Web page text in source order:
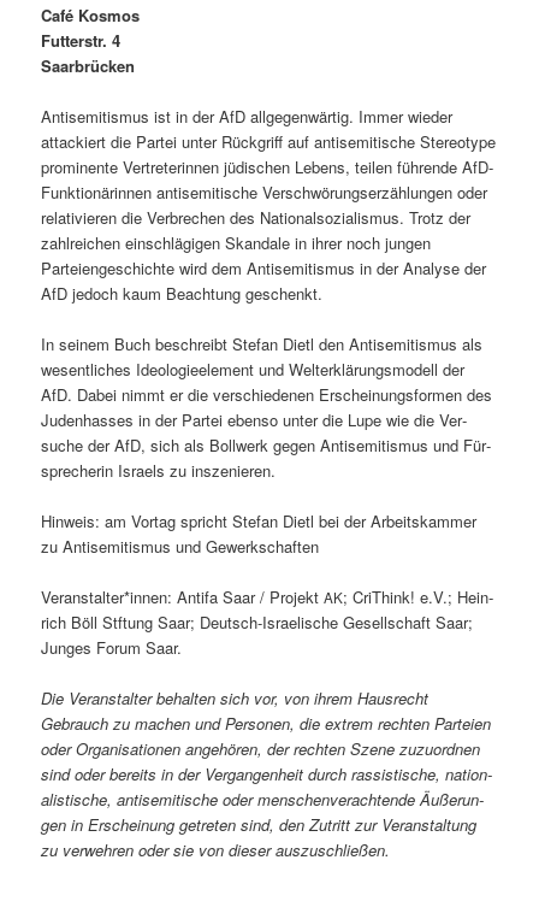
Café Kos­mos
Fut­ter­str. 4
Saar­brück­en
Anti­semitismus ist in der AfD all­ge­gen­wär­tig. Immer wieder
attack­iert die Partei unter Rück­griff auf anti­semi­tis­che Stereo­type
promi­nente Vertreterin­nen jüdis­chen Lebens, teilen führende AfD-
Funk­tionärin­nen anti­semi­tis­che Ver­schwörungserzäh­lun­gen oder
rel­a­tivieren die Ver­brechen des Nation­al­sozial­is­mus. Trotz der
zahlre­ichen ein­schlägi­gen Skan­dale in ihrer noch jun­gen
Parteiengeschichte wird dem Antisemitis­mus in der Analyse der
AfD jedoch kaum Beach­tung geschenkt.
In seinem Buch beschreibt Ste­fan Dietl den Anti­semitismus als
wesentlich­es Ide­olo­gieele­ment und Wel­terk­lärungsmod­ell der
AfD. Dabei nimmt er die ver­schiede­nen Erschei­n­ungs­for­men des
Juden­has­s­es in der Partei eben­so unter die Lupe wie die Ver­
suche der AfD, sich als Boll­w­erk gegen Anti­semitismus und Für­
sprecherin Israels zu inszenieren.
Hin­weis: am Vortag spricht Ste­fan Dietl bei der Arbeit­skam­mer
zu Anti­semitismus und Gewerkschaften
Veranstalter*innen: Antifa Saar / Pro­jektAK; Cri­Think! e.V.; Hein­
rich Böll Stf­tung Saar; Deutsch-Israelis­che Gesellschaft Saar;
Junges Forum Saar.
Die Ver­anstal­ter behal­ten sich vor, von ihrem Haus­recht
Gebrauch zu machen und Per­so­n­en, die extrem recht­en Parteien
oder Organ­i­sa­tio­nen ange­hören, der recht­en Szene zuzuord­nen
sind oder bere­its in der Ver­gan­gen­heit durch ras­sis­tis­che, nation­
al­is­tis­che, anti­semi­tis­che oder men­schen­ver­ach­t­ende Äußerun­
gen in Erschei­n­ung getreten sind, den Zutritt zur Ver­anstal­tung
zu ver­wehren oder sie von dieser auszuschließen.